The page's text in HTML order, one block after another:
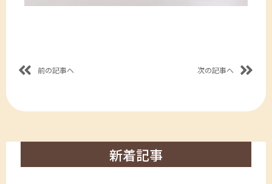
前の記事へ 次の記事へ
新着記事